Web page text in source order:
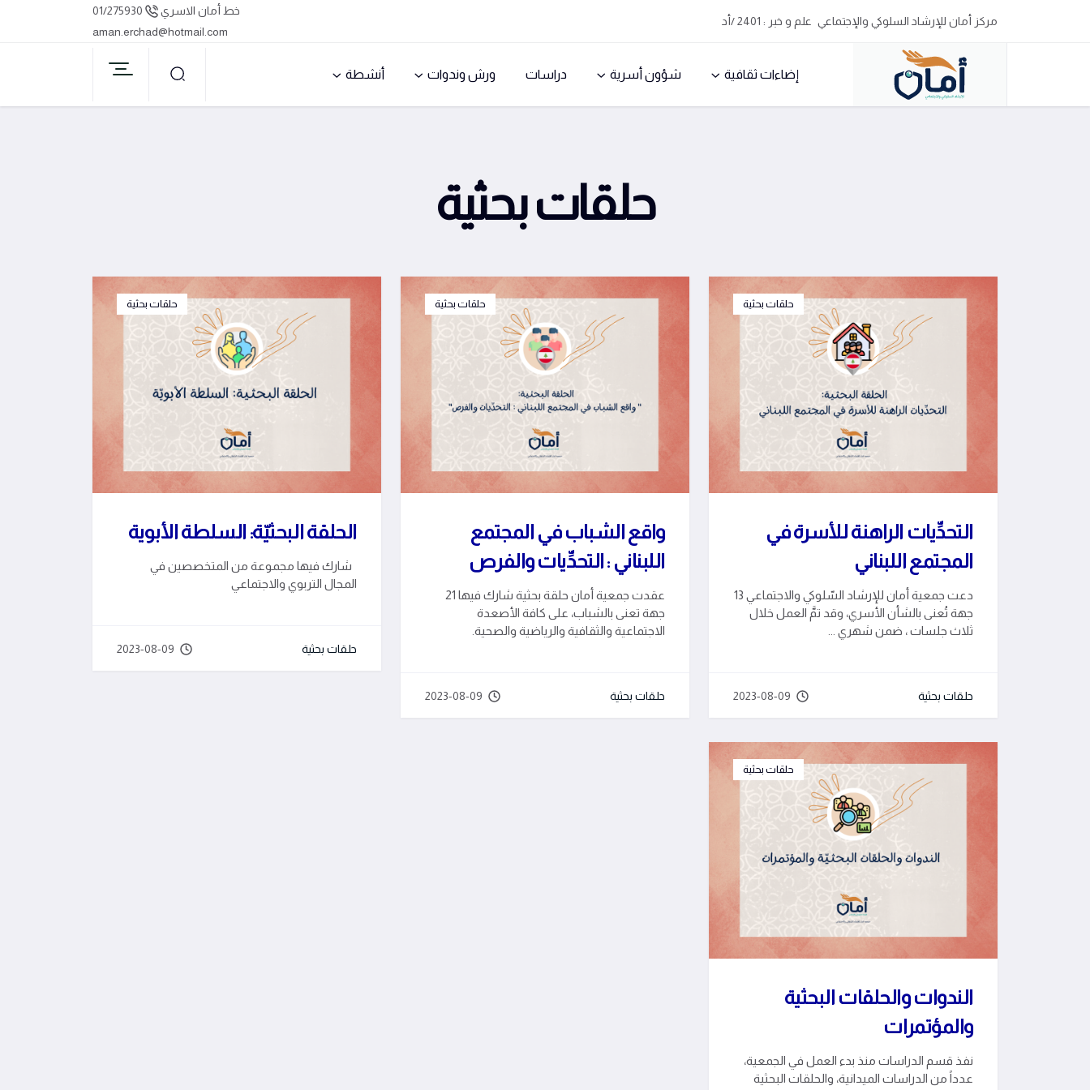
مركز أمان للإرشاد السلوكي والإجتماعي علم و خبر : 2401 /أد
خط أمان الاسري
01/275930
aman.erchad@hotmail.com
إضاءات ثقافية شؤون أسرية دراسات ورش وندوات أنشطة
حلقات بحثية
حلقات بحثية
التحدِّيات الراهنة للأسرة في
المجتمع اللبناني
دعت جمعية أمان للإرشاد السّلوكي والاجتماعي 13
جهة تُعنى بالشأن الأسري، وقد تمَّ العمل خلال
ثلاث جلسات ، ضمن شهري ...
حلقات بحثية
حلقات بحثية
واقع الشباب في المجتمع
اللبناني : التحدِّيات والفرص
عقدت جمعية أمان حلقة بحثية شارك فيها 21
جهة تعنى بالشباب، على كافة الأصعدة
الاجتماعية والثقافية والرياضية والصحية.
حلقات بحثية
حلقات بحثية
الحلقة البحثيّة: السلطة الأبوية
شارك فيها مجموعة من المتخصصين في
المجال التربوي والاجتماعي
حلقات بحثية
حلقات بحثية
الندوات والحلقات البحثية
والمؤتمرات
نفذ قسم الدراسات منذ بدء العمل في الجمعية،
عدداً من الدراسات الميدانية، والحلقات البحثية